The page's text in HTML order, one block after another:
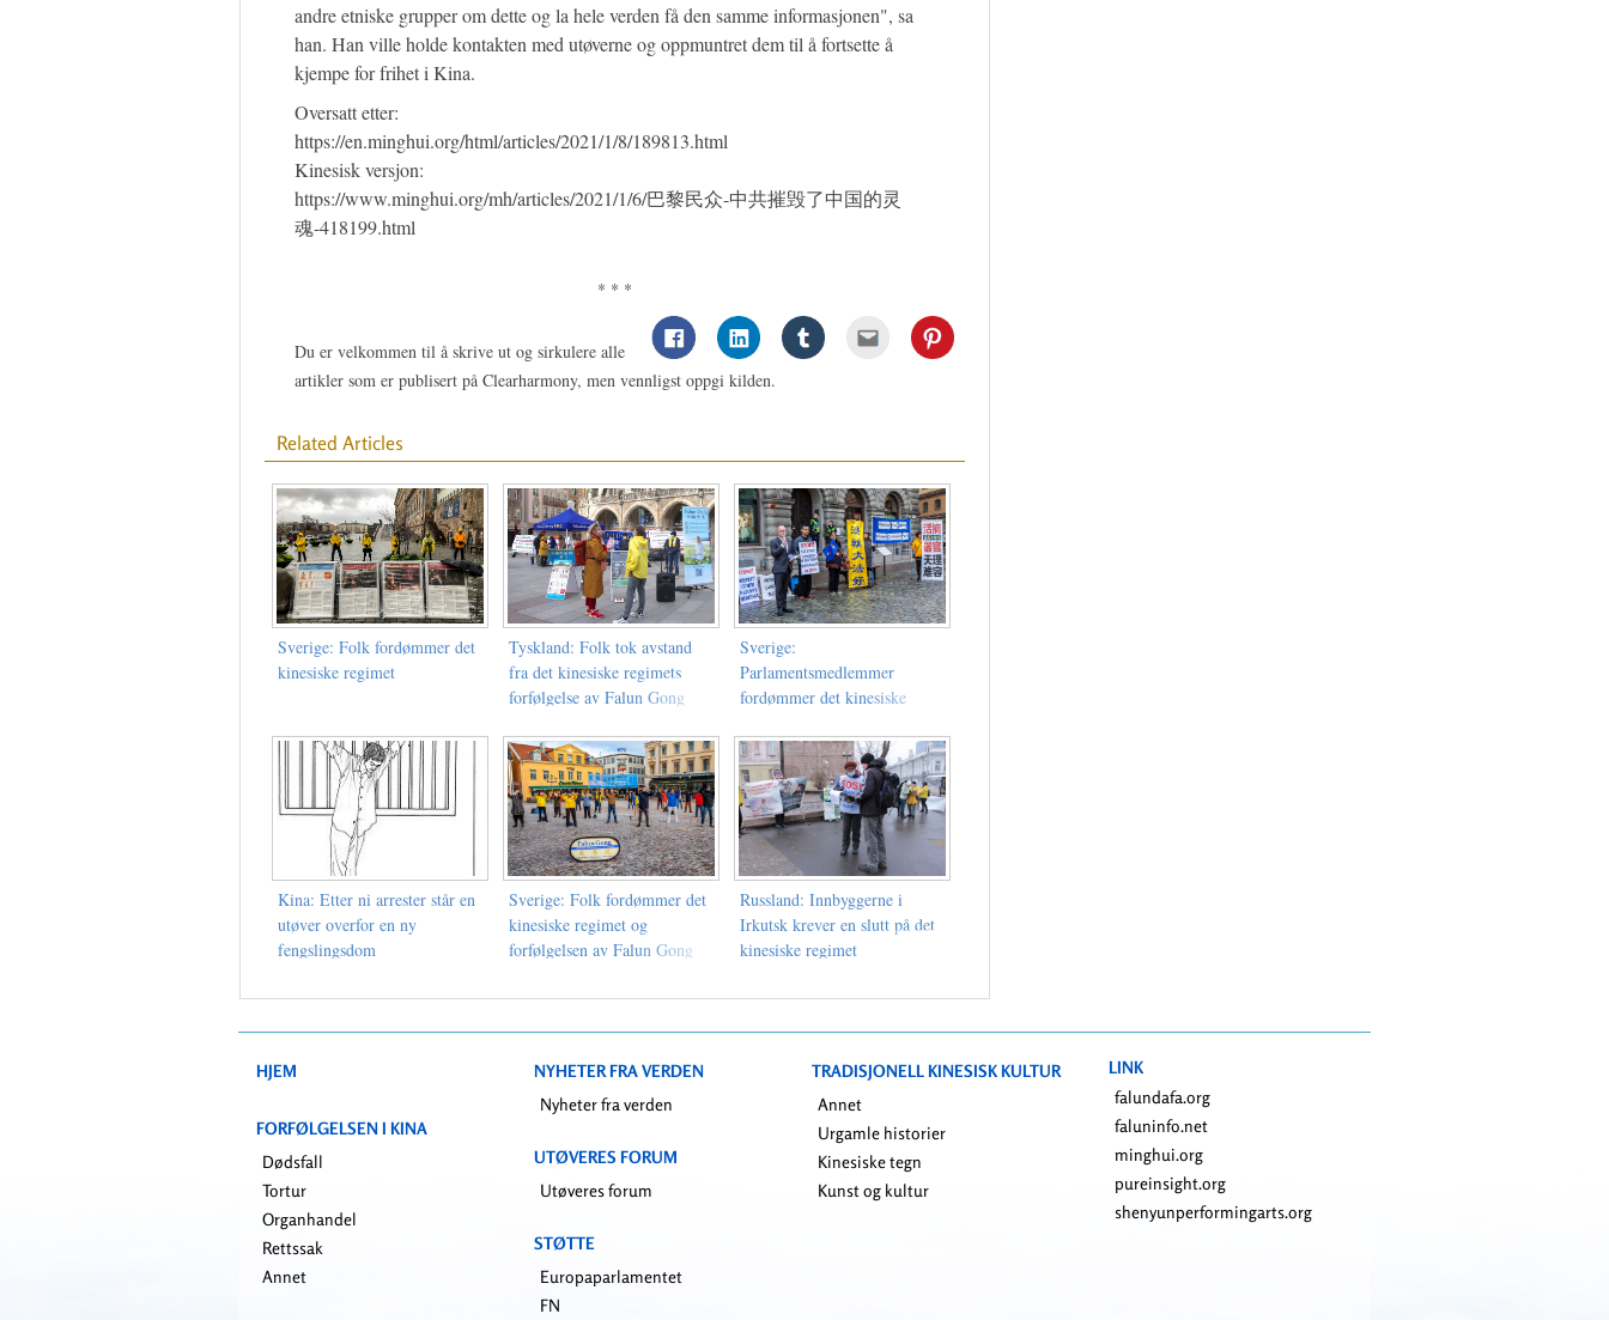
andre etniske grupper om dette og la hele verden få den samme informasjonen", sa
han. Han ville holde kontakten med utøverne og oppmuntret dem til å fortsette å
kjempe for frihet i Kina.
Oversatt etter:
https://en.minghui.org/html/articles/2021/1/8/189813.html
Kinesisk versjon:
https://www.minghui.org/mh/articles/2021/1/6/巴黎民众-中共摧毁了中国的灵
魂-418199.html
* * *
Du er velkommen til å skrive ut og sirkulere alle
artikler som er publisert på Clearharmony, men vennligst oppgi kilden.
Related Articles
Sverige: Folk fordømmer det
kinesiske regimet
Tyskland: Folk tok avstand
fra det kinesiske regimets
forfølgelse av Falun Gong
Sverige:
Parlamentsmedlemmer
fordømmer det kinesiske
boikotting av regimet
Kina: Etter ni arrester står en
utøver overfor en ny
fengslingsdom
Sverige: Folk fordømmer det
kinesiske regimet og
forfølgelsen av Falun Gong
Russland: Innbyggerne i
Irkutsk krever en slutt på det
kinesiske regimet
HJEM
FORFØLGELSEN I KINA
Dødsfall
Tortur
Organhandel
Rettssak
Annet
NYHETER FRA VERDEN
Nyheter fra verden
UTØVERES FORUM
Utøveres forum
STØTTE
Europaparlamentet
FN
TRADISJONELL KINESISK KULTUR
Annet
Urgamle historier
Kinesiske tegn
Kunst og kultur
LINK
falundafa.org
faluninfo.net
minghui.org
pureinsight.org
shenyunperformingarts.org